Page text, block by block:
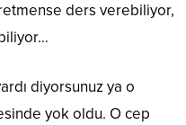
ders verebiliyor,
diyorsunuz ya o
yok oldu. O cep